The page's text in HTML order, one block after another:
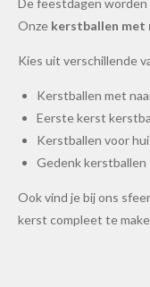
De feestdagen
Onze kerstballen met
Kies uit verschillende
Kerstballen met
Eerste kerst
Kerstballen voor
Gedenk kerstballen
Ook vind je bij ons
kerst compleet te